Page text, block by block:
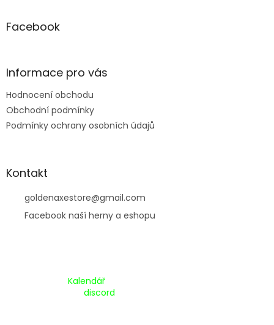
aFacebook
Informace pro vás
Hodnocení obchodu
Obchodní podmínky
Podmínky ochrany osobních údajů
Kontakt
goldenaxestore@gmail.com
Facebook naší herny a eshopu
Kalendář
discord